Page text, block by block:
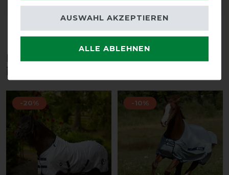
DETAILS ZUR PRODUKTSICHERHEIT
Diese Produkte könnten dich auch
interessieren
-20% -10%
ALLE ABLEHNEN
AUSWAHL AKZEPTIEREN